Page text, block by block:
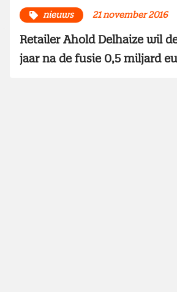
nieuws 21 november 2016
Retailer Ahold Delhaize wil
jaar na de fusie 0,5 miljard